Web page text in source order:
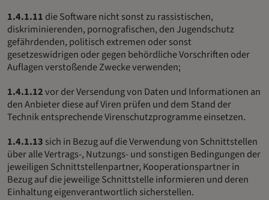
1.4.1.11 die Software nicht sonst zu rassistischen,
diskriminierenden, pornografischen, den Jugendschutz
gefährdenden, politisch extremen oder sonst
gesetzeswidrigen oder gegen behördliche Vorschriften oder
Auflagen verstoßende Zwecke verwenden;
1.4.1.12vor der Versendung von Daten und Informationen an
den Anbieter diese auf Viren prüfen und dem Stand der
Technik entsprechende Virenschutzprogramme einsetzen.
1.4.1.13 sich in Bezug auf die Verwendung von Schnittstellen
über alle Vertrags-, Nutzungs- und sonstigen Bedingungen der
jeweiligen Schnittstellenpartner, Kooperationspartner in
Bezug auf die jeweilige Schnittstelle informieren und deren
Einhaltung eigenverantwortlich sicherstellen.